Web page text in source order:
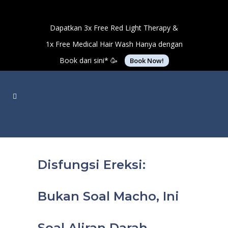
Dapatkan 3x Free Red Light Therapy &
1x Free Medical Hair Wash Hanya dengan
Book dari sini* 🥳
Book Now!
Disfungsi Ereksi:
Bukan Soal Macho, Ini